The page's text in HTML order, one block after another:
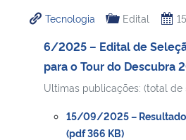
Tecnologia Edital
6/2025 – Edital de
para o Tour do Descubra
Ultimas publicações: (total de
15/09/2025 – Resultado
(pdf 366 KB)